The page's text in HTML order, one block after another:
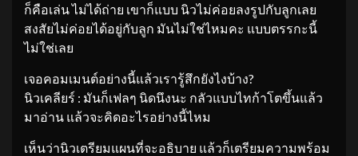
ก็คือเล่น ไม่ได้ถ่าย เขาก็แบบ นิวไม่ค่อยลงรูปกับลูกเลย
สงสัยไม่ค่อยได้อยู่กับลูก มันไม่ใช่ไหมคะ แบบตรรกะนี้
ไม่ใช่เลย
เจอคอมเมนต์อย่างนี้แล้วเรารู้สึกยังไงบ้าง?
นิวเคลียร์ : มันก็เฟลๆ นิดนึงนะ กลัวแบบไทก้าโตขึ้นแล้ว
มาอ่าน แล้วจะคิดอะไรอย่างนี้ไหม
เห็นว่านิวเตรียมแผนที่จะอธิบาย แล้วก็เตรียมความพร้อม